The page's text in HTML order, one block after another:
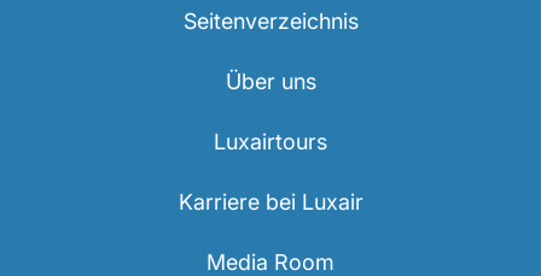
Seitenverzeichnis
Über uns
Luxairtours
Karriere bei Luxair
Media Room